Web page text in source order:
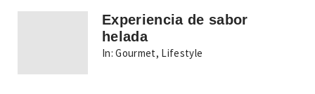
Experiencia de sabor
helada
In: Gourmet, Lifestyle